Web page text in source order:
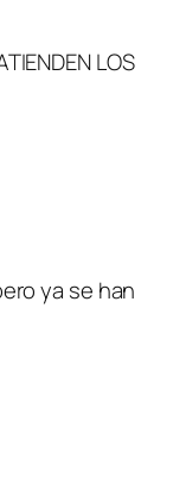
LOS
ya se han